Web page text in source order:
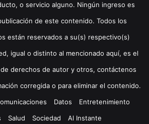
o servicio alguno. Ningún ingreso es
de este contenido. Todos los
están reservados a su(s) respectivo(s)
igual o distinto al mencionado aquí, es el
derechos de autor y otros, contáctenos
corregida o para eliminar el contenido.
Datos
Entretenimiento
Salud Sociedad Al Instante